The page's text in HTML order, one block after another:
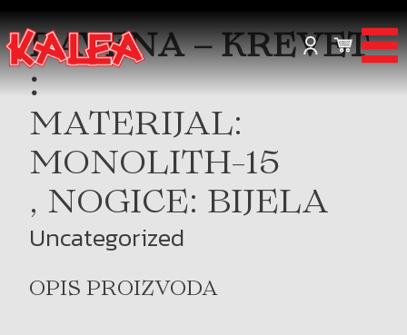
RAVENA – KREVET
:
MATERIJAL:
MONOLITH-15
, NOGICE: BIJELA
Uncategorized
OPIS PROIZVODA